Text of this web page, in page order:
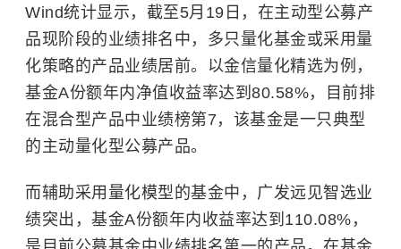
Wind统计显示，截至5月19日，在主动型公募产
品现阶段的业绩排名中，多只量化基金或采用量
化策略的产品业绩居前。以金信量化精选为例，
基金A份额年内净值收益率达到80.58%，目前排
在混合型产品中业绩榜第7，该基金是一只典型
的主动量化型公募产品。
而辅助采用量化模型的基金中，广发远见智选业
绩突出，基金A份额年内收益率达到110.08%，